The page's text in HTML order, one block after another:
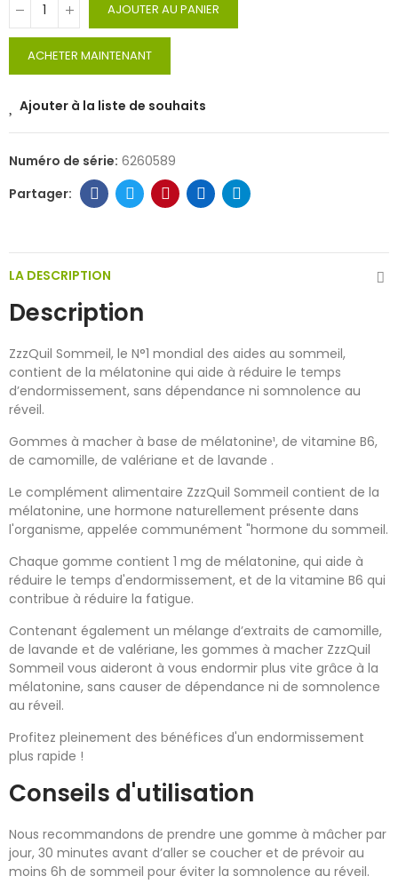
AJOUTER AU PANIER
ACHETER MAINTENANT
Ajouter à la liste de souhaits
Numéro de série: 6260589
LA DESCRIPTION
Description
ZzzQuil Sommeil, le N°1 mondial des aides au sommeil,
contient de la mélatonine qui aide à réduire le temps
d’endormissement, sans dépendance ni somnolence au
réveil.
Gommes à macher à base de mélatonine¹, de vitamine B6,
de camomille, de valériane et de lavande .
Le complément alimentaire ZzzQuil Sommeil contient de la
mélatonine, une hormone naturellement présente dans
l'organisme, appelée communément "hormone du sommeil.
Chaque gomme contient 1 mg de mélatonine, qui aide à
réduire le temps d'endormissement, et de la vitamine B6 qui
contribue à réduire la fatigue.
Contenant également un mélange d’extraits de camomille,
de lavande et de valériane, les gommes à macher ZzzQuil
Sommeil vous aideront à vous endormir plus vite grâce à la
mélatonine, sans causer de dépendance ni de somnolence
au réveil.
Profitez pleinement des bénéfices d'un endormissement
plus rapide !
Conseils d'utilisation
Nous recommandons de prendre une gomme à mâcher par
jour, 30 minutes avant d’aller se coucher et de prévoir au
moins 6h de sommeil pour éviter la somnolence au réveil.